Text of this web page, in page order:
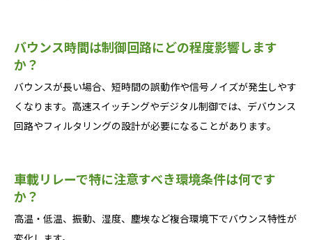
バウンス時間は制御回路にどの程度影響します
か？
バウンスが長い場合、短時間の誤動作や信号ノイズが発生しやす
くなります。高速スイッチングやデジタル制御では、デバウンス
回路やフィルタリングの設計が必要になることがあります。
車載リレーで特に注意すべき環境条件は何です
か？
高温・低温、振動、湿度、塵埃など複合環境下でバウンス特性が